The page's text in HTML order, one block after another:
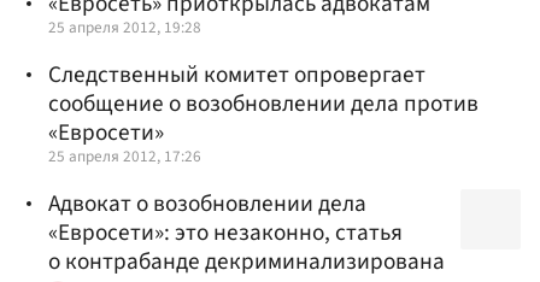
25 апреля 2012, 19:28
Следственный комитет опровергает
сообщение о возобновлении дела против
«Евросети»
25 апреля 2012, 17:26
Адвокат о возобновлении дела
«Евросети»: это незаконно, статья
о контрабанде декриминализирована